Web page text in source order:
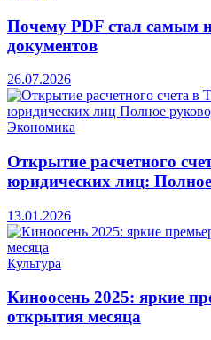
Почему PDF стал самым
документов
26.07.2026
Экономика
Открытие расчетного
юридических лиц: Полное
13.01.2026
Культура
Киноосень 2025: яркие
открытия месяца